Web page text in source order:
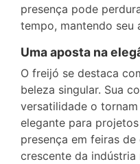
presença pode
tempo, mantendo seu
Uma aposta na
O freijó se destaca
beleza singular. Sua
versatilidade o
elegante para
presença em feiras
crescente da